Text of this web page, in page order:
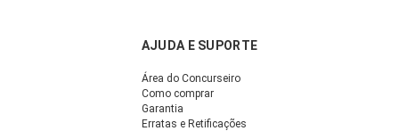
AJUDA E SUPORTE
Área do Concurseiro
Como comprar
Garantia
Erratas e Retificações